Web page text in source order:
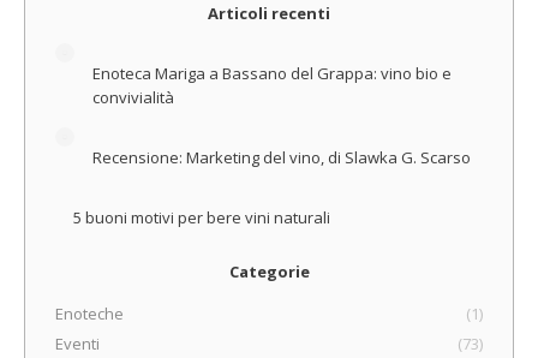
Articoli recenti
Enoteca Mariga a Bassano del Grappa: vino bio e
convivialità
Recensione: Marketing del vino, di Slawka G. Scarso
5 buoni motivi per bere vini naturali
Categorie
Enoteche
(1)
Eventi
(73)